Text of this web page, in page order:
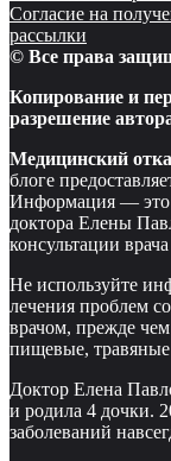
Согласие на
рассылки
© Все права
Копирование и
разрешение
Медицинский
блоге
Информация — это
доктора Елены
консультации
Не используйте
лечения проблем
врачом, прежде
пищевые,
Доктор Елена
и родила 4 дочки.
заболеваний